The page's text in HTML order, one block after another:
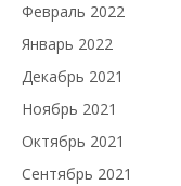
Февраль 2022
Январь 2022
Декабрь 2021
Ноябрь 2021
Октябрь 2021
Сентябрь 2021